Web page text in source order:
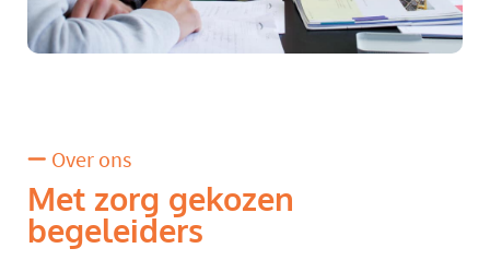
Over ons
Met zorg gekozen
begeleiders